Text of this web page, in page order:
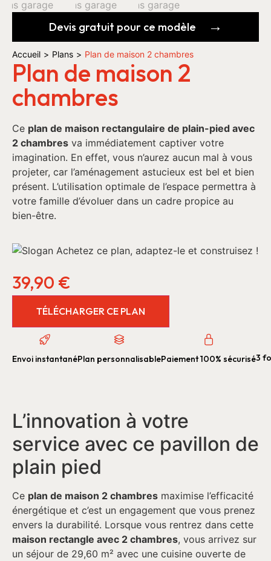
Devis gratuit pour ce modèle
Accueil > Plans > Plan de maison 2 chambres
Plan de maison 2
chambres
Ce plan de maison rectangulaire de plain-pied avec
2 chambres va immédiatement captiver votre
imagination. En effet, vous n’aurez aucun mal à vous
projeter, car l’aménagement astucieux est bel et bien
présent. L’utilisation optimale de l’espace permettra à
votre famille d’évoluer dans un cadre propice au
bien-être.
39,90 €
TÉLÉCHARGER CE PLAN
Envoi instantanéPlan personnalisablePaiement 100% sécurisé3
L’innovation à votre
service avec ce pavillon de
plain pied
Ce plan de maison 2 chambres maximise l’efficacité
énergétique et c’est un engagement que vous prenez
envers la durabilité. Lorsque vous rentrez dans cette
maison rectangle avec 2 chambres, vous arrivez sur
un séjour de 29,60 m² avec une cuisine ouverte de